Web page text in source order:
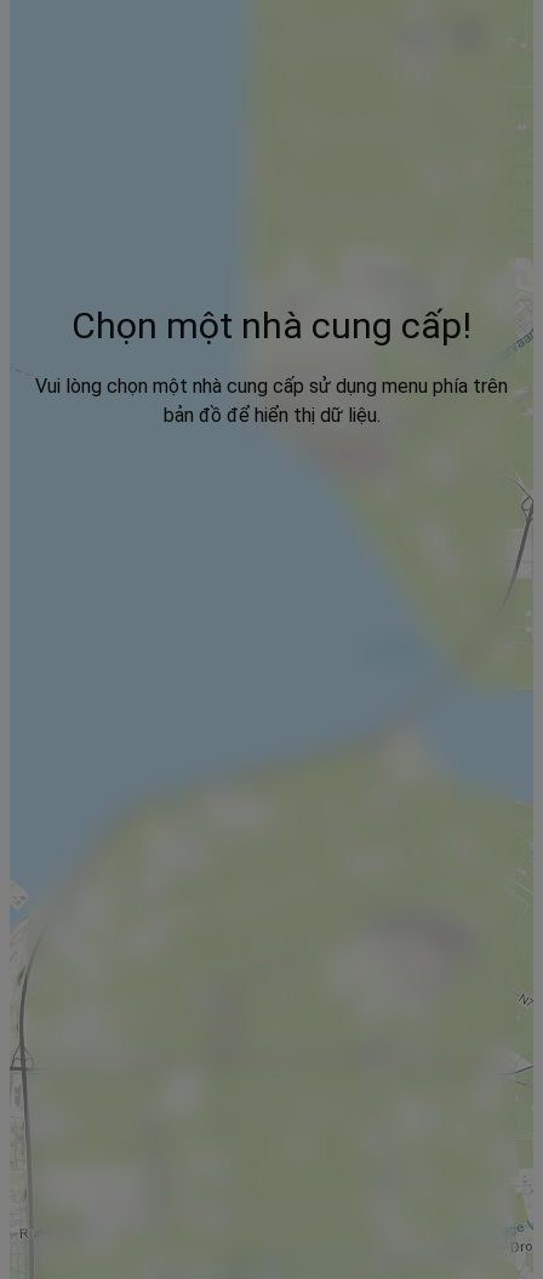
Chọn một nhà cung cấp!
Vui lòng chọn một nhà cung cấp sử dụng menu phía trên
bản đồ để hiển thị dữ liệu.